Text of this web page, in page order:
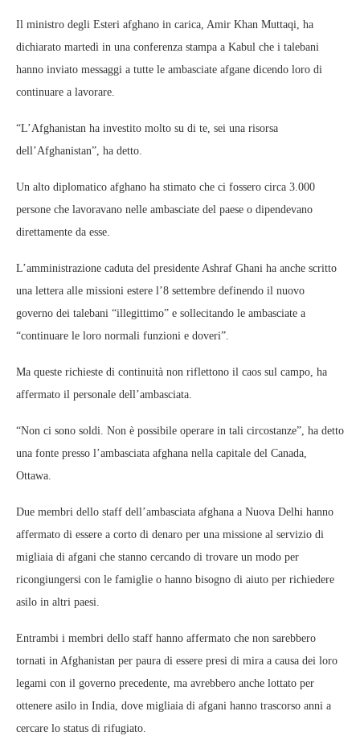
Il ministro degli Esteri afghano in carica, Amir Khan Muttaqi, ha
dichiarato martedì in una conferenza stampa a Kabul che i talebani
hanno inviato messaggi a tutte le ambasciate afgane dicendo loro di
continuare a lavorare.
“L’Afghanistan ha investito molto su di te, sei una risorsa
dell’Afghanistan”, ha detto.
Un alto diplomatico afghano ha stimato che ci fossero circa 3.000
persone che lavoravano nelle ambasciate del paese o dipendevano
direttamente da esse.
L’amministrazione caduta del presidente Ashraf Ghani ha anche scritto
una lettera alle missioni estere l’8 settembre definendo il nuovo
governo dei talebani “illegittimo” e sollecitando le ambasciate a
“continuare le loro normali funzioni e doveri”.
Ma queste richieste di continuità non riflettono il caos sul campo, ha
affermato il personale dell’ambasciata.
“Non ci sono soldi. Non è possibile operare in tali circostanze”, ha detto
una fonte presso l’ambasciata afghana nella capitale del Canada,
Ottawa.
Due membri dello staff dell’ambasciata afghana a Nuova Delhi hanno
affermato di essere a corto di denaro per una missione al servizio di
migliaia di afgani che stanno cercando di trovare un modo per
ricongiungersi con le famiglie o hanno bisogno di aiuto per richiedere
asilo in altri paesi.
Entrambi i membri dello staff hanno affermato che non sarebbero
tornati in Afghanistan per paura di essere presi di mira a causa dei loro
legami con il governo precedente, ma avrebbero anche lottato per
ottenere asilo in India, dove migliaia di afgani hanno trascorso anni a
cercare lo status di rifugiato.